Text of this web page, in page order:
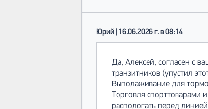
Юрий | 16.06.2026 г. в 08:14
Да, Алексей, согласен с
транзитников (упустил
Выполаживание для
Торговля спорттоварами
распологать перед